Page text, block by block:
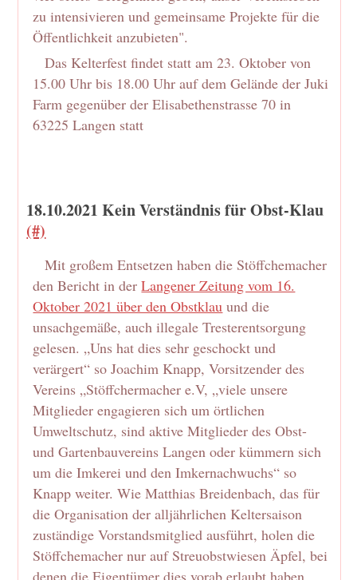
zu intensivieren und gemeinsame Projekte für die
Öffentlichkeit anzubieten".
Das Kelterfest findet statt am 23. Oktober von
15.00 Uhr bis 18.00 Uhr auf dem Gelände der Juki
Farm gegenüber der Elisabethenstrasse 70 in
63225 Langen statt
18.10.2021 Kein Verständnis für Obst-Klau
(#)
Mit großem Entsetzen haben die Stöffchemacher
den Bericht in derLangener Zeitung vom 16.
Oktober 2021 über den Obstklau und die
unsachgemäße, auch illegale Tresterentsorgung
gelesen. „Uns hat dies sehr geschockt und
verärgert“ so Joachim Knapp, Vorsitzender des
Vereins „Stöffchermacher e.V, „viele unsere
Mitglieder engagieren sich um örtlichen
Umweltschutz, sind aktive Mitglieder des Obst-
und Gartenbauvereins Langen oder kümmern sich
um die Imkerei und den Imkernachwuchs“ so
Knapp weiter. Wie Matthias Breidenbach, das für
die Organisation der alljährlichen Keltersaison
zuständige Vorstandsmitglied ausführt, holen die
Stöffchemacher nur auf Streuobstwiesen Äpfel, bei